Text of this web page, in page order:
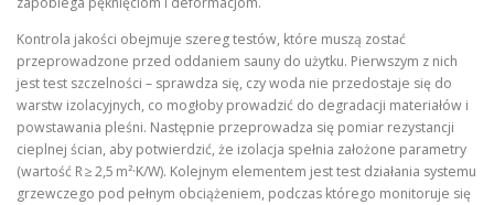
Kontrola jakości obejmuje szereg testów, które muszą zostać
przeprowadzone przed oddaniem sauny do użytku. Pierwszym z nich
jest test szczelności – sprawdza się, czy woda nie przedostaje się do
warstw izolacyjnych, co mogłoby prowadzić do degradacji materiałów i
powstawania pleśni. Następnie przeprowadza się pomiar rezystancji
cieplnej ścian, aby potwierdzić, że izolacja spełnia założone parametry
(wartość R ≥ 2,5 m²·K/W). Kolejnym elementem jest test działania systemu
grzewczego pod pełnym obciążeniem, podczas którego monitoruje się